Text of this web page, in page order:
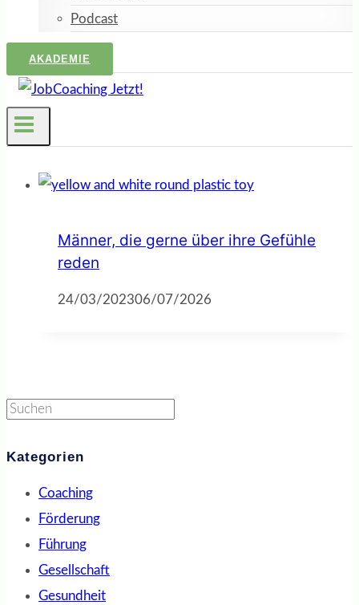
Podcast
AKADEMIE
Männer, die gerne über ihre Gefühle
reden
24/03/202306/07/2026
Suchen
Kategorien
Coaching
Förderung
Führung
Gesellschaft
Gesundheit